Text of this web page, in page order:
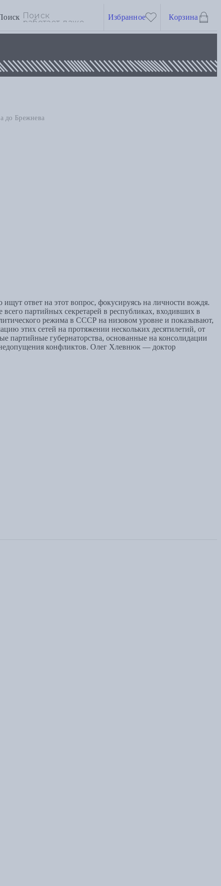
Избранное Корзина
до Брежнева
ответ на этот вопрос, фокусируясь на личности вождя.
партийных секретарей в республиках, входивших в
режима в СССР на низовом уровне и показывают,
этих сетей на протяжении нескольких десятилетий, от
партийные губернаторства, основанные на консолидации
конфликтов. Олег Хлевнюк — доктор